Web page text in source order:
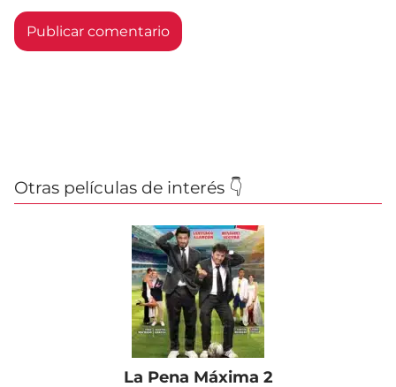
Otras películas de interés 👇
La Pena Máxima 2